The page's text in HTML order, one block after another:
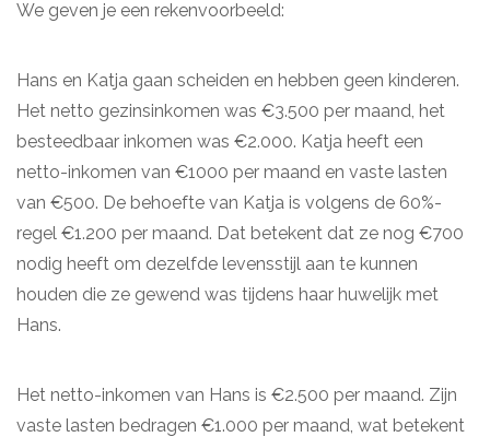
We geven je een rekenvoorbeeld:
Hans en Katja gaan scheiden en hebben geen kinderen.
Het netto gezinsinkomen was €3.500 per maand, het
besteedbaar inkomen was €2.000. Katja heeft een
netto-inkomen van €1000 per maand en vaste lasten
van €500. De behoefte van Katja is volgens de 60%-
regel €1.200 per maand. Dat betekent dat ze nog €700
nodig heeft om dezelfde levensstijl aan te kunnen
houden die ze gewend was tijdens haar huwelijk met
Hans.
Het netto-inkomen van Hans is €2.500 per maand. Zijn
vaste lasten bedragen €1.000 per maand, wat betekent